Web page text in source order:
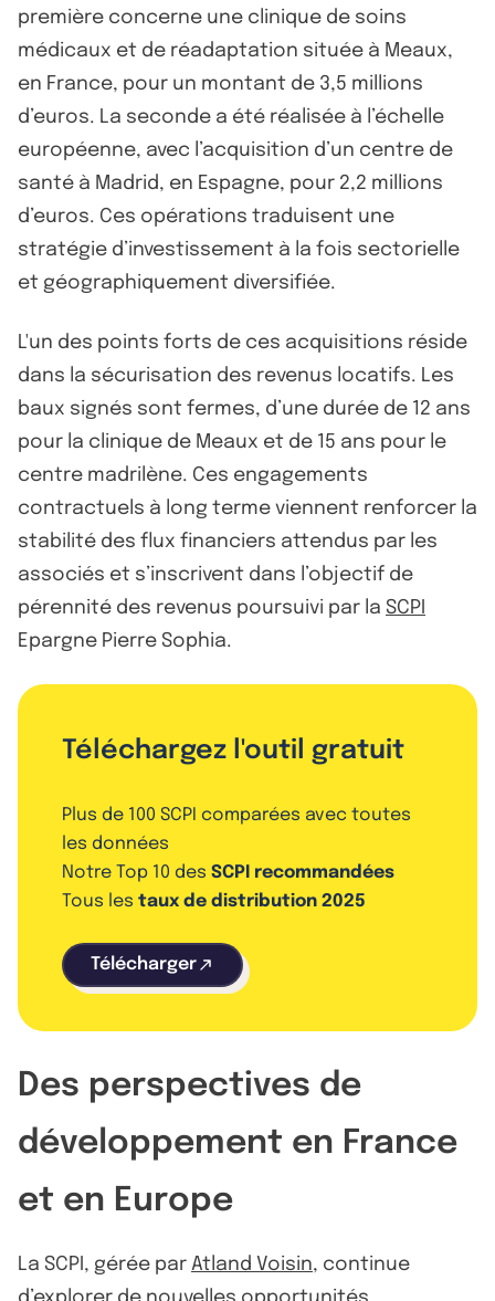
première concerne une clinique de soins
médicaux et de réadaptation située à Meaux,
en France, pour un montant de 3,5 millions
d’euros. La seconde a été réalisée à l’échelle
européenne, avec l’acquisition d’un centre de
santé à Madrid, en Espagne, pour 2,2 millions
d’euros. Ces opérations traduisent une
stratégie d’investissement à la fois sectorielle
et géographiquement diversifiée.
L'un des points forts de ces acquisitions réside
dans la sécurisation des revenus locatifs. Les
baux signés sont fermes, d’une durée de 12 ans
pour la clinique de Meaux et de 15 ans pour le
centre madrilène. Ces engagements
contractuels à long terme viennent renforcer la
stabilité des flux financiers attendus par les
associés et s’inscrivent dans l’objectif de
pérennité des revenus poursuivi par la SCPI
Epargne Pierre Sophia.
Téléchargez l'outil gratuit
Plus de 100 SCPI comparées avec toutes
les données
Notre Top 10 des SCPI recommandées
Tous les taux de distribution 2025
Télécharger
Des perspectives de
développement en France
et en Europe
La SCPI, gérée par Atland Voisin, continue